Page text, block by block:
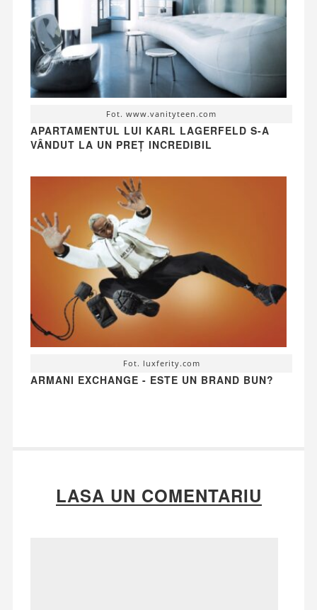
Fot. www.vanityteen.com
APARTAMENTUL LUI KARL LAGERFELD S-A
VÂNDUT LA UN PREȚ INCREDIBIL
Fot. luxferity.com
ARMANI EXCHANGE - ESTE UN BRAND BUN?
LASA UN COMENTARIU